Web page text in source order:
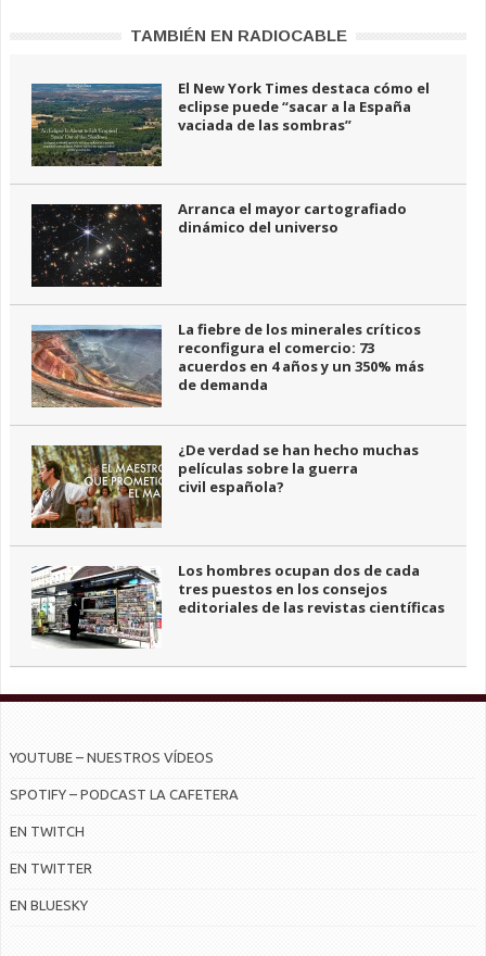
TAMBIÉN EN RADIOCABLE
El New York Times destaca cómo el
eclipse puede “sacar a la España
vaciada de las sombras”
Arranca el mayor cartografiado
dinámico del universo
La fiebre de los minerales críticos
reconfigura el comercio: 73
acuerdos en 4 años y un 350% más
de demanda
¿De verdad se han hecho muchas
películas sobre la guerra
civil española?
Los hombres ocupan dos de cada
tres puestos en los consejos
editoriales de las revistas científicas
YOUTUBE – NUESTROS VÍDEOS
SPOTIFY – PODCAST LA CAFETERA
EN TWITCH
EN TWITTER
EN BLUESKY